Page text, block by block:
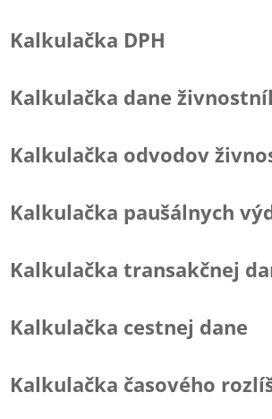
Kalkulačka DPH
Kalkulačka dane
Kalkulačka odvodov
Kalkulačka paušálnych
Kalkulačka transakčnej
Kalkulačka cestnej dane
Kalkulačka časového